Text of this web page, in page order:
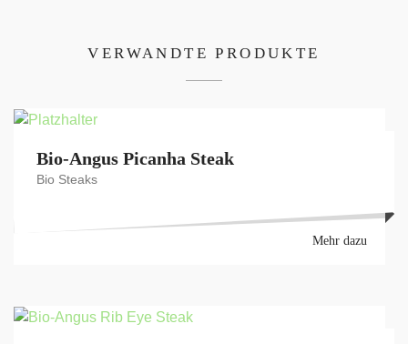
VERWANDTE PRODUKTE
Bio-Angus Picanha Steak
Bio Steaks
Mehr dazu